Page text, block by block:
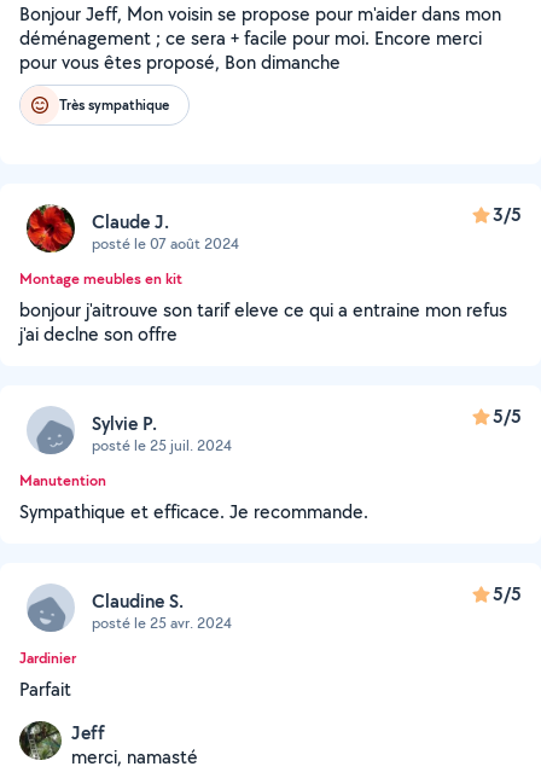
Bonjour Jeff, Mon voisin se propose pour m'aider dans mon
déménagement ; ce sera + facile pour moi. Encore merci
pour vous êtes proposé, Bon dimanche
Très sympathique
Claude J.
posté le 07 août 2024
3/5
Montage meubles en kit
bonjour j'aitrouve son tarif eleve ce qui a entraine mon refus
j'ai declne son offre
Sylvie P.
posté le 25 juil. 2024
5/5
Manutention
Sympathique et efficace. Je recommande.
Claudine S.
posté le 25 avr. 2024
5/5
Jardinier
Parfait
Jeff
merci, namasté